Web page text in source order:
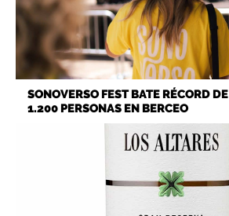
SONOVERSO FEST BATE RÉCORD
1.200 PERSONAS EN BERCEO